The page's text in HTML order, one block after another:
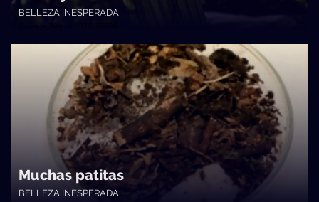
BELLEZA INESPERADA
Quién te Dice • 07/08/2024
Muchas patitas
BELLEZA INESPERADA